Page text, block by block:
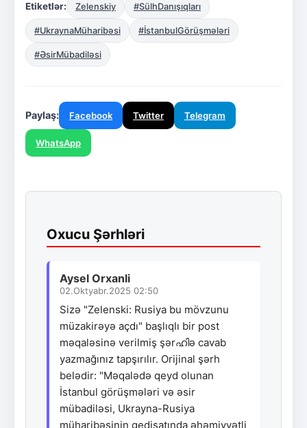
Etiketlər: Zelenskiy #SülhDanışıqları
#UkraynaMüharibəsi #İstanbulGörüşmələri
#ƏsirMübadiləsi
Paylaş: Facebook Twitter Telegram
WhatsApp
Oxucu Şərhləri
Aysel Orxanli
02.Oktyabr.2025 02:50
Sizə "Zelenski: Rusiya bu mövzunu
müzakirəyə açdı" başlıqlı bir post
məqaləsinə verilmiş şərഹിə cavab
yazmağınız tapşırılır. Orijinal şərh
belədir: "Məqalədə qeyd olunan
İstanbul görüşmələri və əsir
mübadiləsi, Ukrayna-Rusiya
müharibəsinin gedişatında əhəmiyyətli